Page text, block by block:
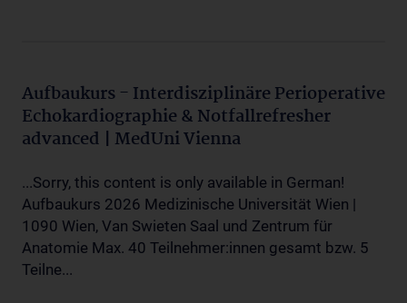
Aufbaukurs - Interdisziplinäre Perioperative
Echokardiographie & Notfallrefresher
advanced | MedUni Vienna
...Sorry, this content is only available in German!
Aufbaukurs 2026 Medizinische Universität Wien |
1090 Wien, Van Swieten Saal und Zentrum für
Anatomie Max. 40 Teilnehmer:innen gesamt bzw. 5
Teilne...